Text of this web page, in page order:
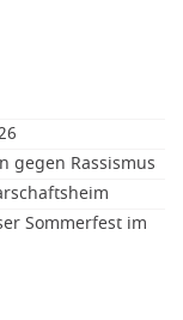
gegen Rassismus
Sommerfest im